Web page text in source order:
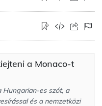
a Monaco-t
Hungarian-es szót, a
és a nemzetközi